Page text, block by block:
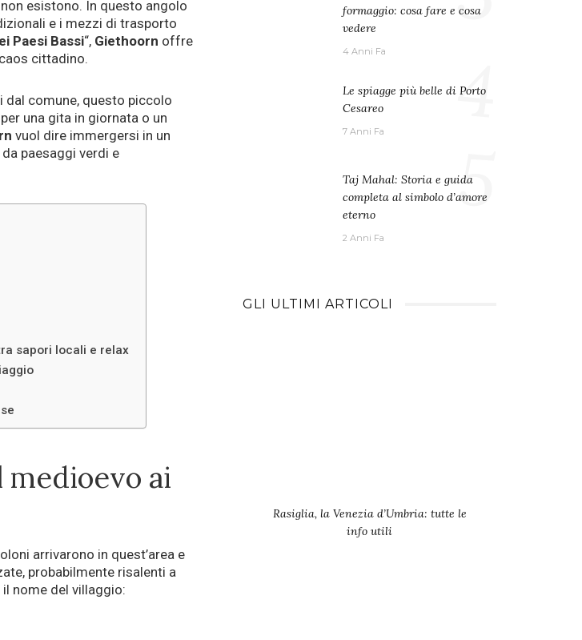
esistono. In questo angolo
e i mezzi di trasporto
Paesi Bassi“, Giethoorn offre
cittadino.
dal comune, questo piccolo
una gita in giornata o un
vuol dire immergersi in un
paesaggi verdi e
sapori locali e relax
ai
arrivarono in quest’area e
probabilmente risalenti a
nome del villaggio:
formaggio: cosa fare e cosa
vedere
4 Anni Fa
Le spiagge più belle di Porto
Cesareo
7 Anni Fa 4
Taj Mahal: Storia e guida
completa al simbolo d’amore
eterno
2 Anni Fa
5
GLI ULTIMI ARTICOLI
Rasiglia, la Venezia d’Umbria: tutte le
info utili